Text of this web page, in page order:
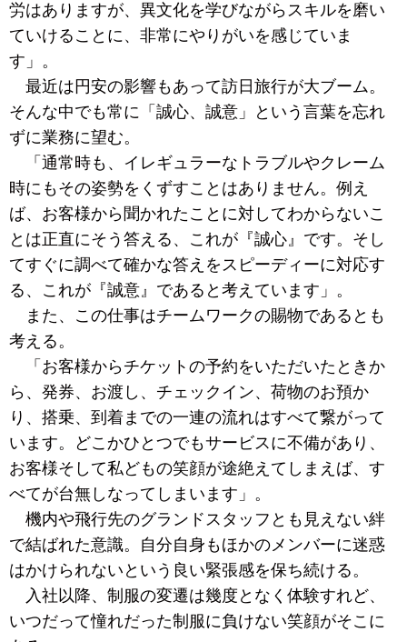
労はありますが、異文化を学びながらスキルを磨い
ていけることに、非常にやりがいを感じていま
す」。
最近は円安の影響もあって訪日旅行が大ブーム。
そんな中でも常に「誠心、誠意」という言葉を忘れ
ずに業務に望む。
「通常時も、イレギュラーなトラブルやクレーム
時にもその姿勢をくずすことはありません。例え
ば、お客様から聞かれたことに対してわからないこ
とは正直にそう答える、これが『誠心』です。そし
てすぐに調べて確かな答えをスピーディーに対応す
る、これが『誠意』であると考えています」。
また、この仕事はチームワークの賜物であるとも
考える。
「お客様からチケットの予約をいただいたときか
ら、発券、お渡し、チェックイン、荷物のお預か
り、搭乗、到着までの一連の流れはすべて繋がって
います。どこかひとつでもサービスに不備があり、
お客様そして私どもの笑顔が途絶えてしまえば、す
べてが台無しなってしまいます」。
機内や飛行先のグランドスタッフとも見えない絆
で結ばれた意識。自分自身もほかのメンバーに迷惑
はかけられないという良い緊張感を保ち続ける。
入社以降、制服の変遷は幾度となく体験すれど、
いつだって憧れだった制服に負けない笑顔がそこに